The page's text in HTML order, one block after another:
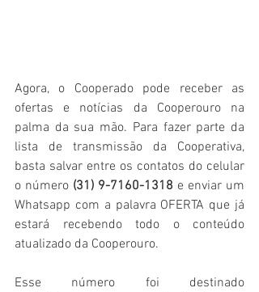
Agora, o Cooperado pode receber as
ofertas e notícias da Cooperouro na
palma da sua mão. Para fazer parte da
lista de transmissão da Cooperativa,
basta salvar entre os contatos do celular
o número (31) 9-7160-1318 e enviar um
Whatsapp com a palavra OFERTA que já
estará recebendo todo o conteúdo
atualizado da Cooperouro.
Esse número foi destinado